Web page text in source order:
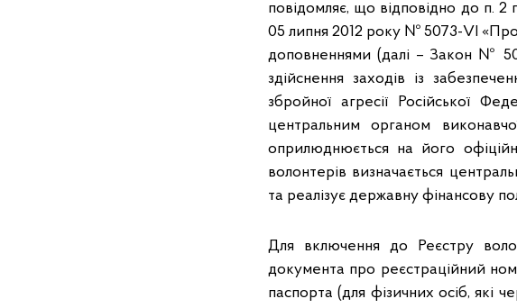
повідомляє, що відповідно до п. 2
05 липня 2012 року № 5073-VI «Про
доповненнями (далі – Закон №
здійснення заходів із
збройної агресії Російської
центральним органом
оприлюднюється на його
волонтерів визначається
та реалізує державну фінансову
Для включення до Реєстру
документа про реєстраційний
паспорта (для фізичних осіб, які